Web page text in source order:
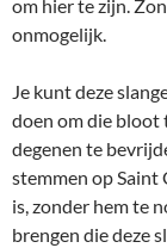
om hier te zijn.
onmogelijk.
Je kunt deze
doen om die bloot
degenen te
stemmen op Saint
is, zonder hem te
brengen die deze